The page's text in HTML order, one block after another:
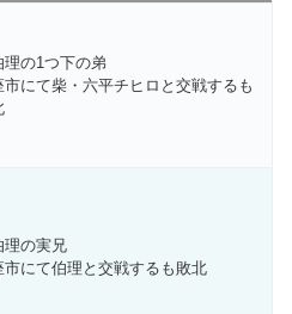
理の1つ下の弟
市にて柴・六平チヒロと交戦するも
理の実兄
市にて伯理と交戦するも敗北